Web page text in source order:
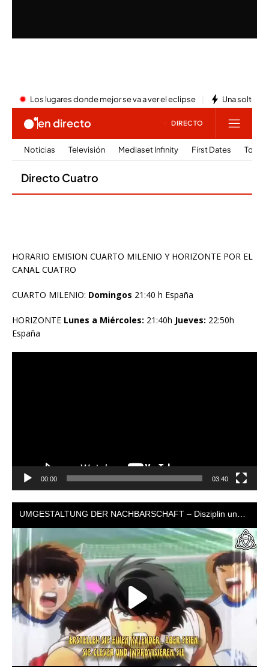
HORARIO EMISION CUARTO MILENIO Y HORIZONTE POR EL
CANAL CUATRO
CUARTO MILENIO: Domingos 21:40 h España
HORIZONTE Lunes a Miércoles: 21:40h Jueves: 22:50h
España
00:00 03:40